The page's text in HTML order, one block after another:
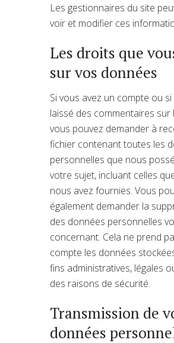
Les gestionnaires du site
voir et modifier ces
Les droits que
sur vos données
Si vous avez un compte ou
laissé des commentaires sur
vous pouvez demander à
fichier contenant toutes les
personnelles que nous
votre sujet, incluant celles
nous avez fournies. Vous
également demander la
des données personnelles
concernant. Cela ne prend
compte les données
fins administratives, légales
des raisons de sécurité.
Transmission de
données